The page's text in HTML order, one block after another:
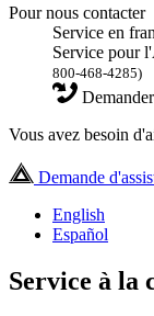
Pour nous contacter
Service en
Service pour
800-468-4285)
Vous avez besoin
Demande
English
Español
Service à la